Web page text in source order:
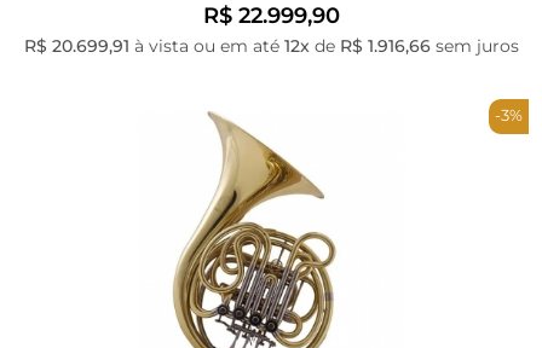
R$ 22.999,90
R$ 20.699,91 à vista ou em até 12xde R$ 1.916,66sem juros
-3%